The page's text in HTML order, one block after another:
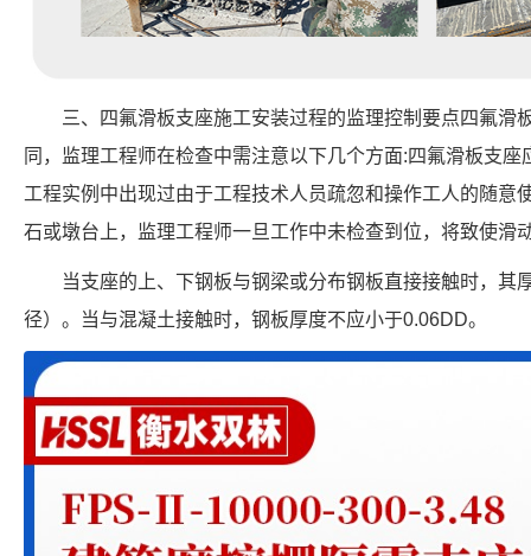
三、四氟滑板支座施工安装过程的监理控制要点四氟滑
同，监理工程师在检查中需注意以下几个方面:四氟滑板支
工程实例中出现过由于工程技术人员疏忽和操作工人的随意
石或墩台上，监理工程师一旦工作中未检查到位，将致使滑
当支座的上、下钢板与钢梁或分布钢板直接接触时，其
径）。当与混凝土接触时，钢板厚度不应小于0.06DD。